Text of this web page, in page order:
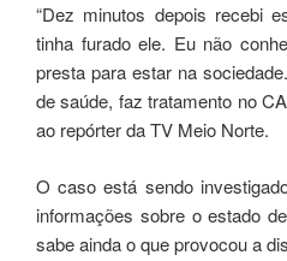
“Dez minutos depois recebi
tinha furado ele. Eu não
presta para estar na
de saúde, faz tratamento no
ao repórter da TV Meio Norte.
O caso está sendo
informações sobre o estado
sabe ainda o que provocou a